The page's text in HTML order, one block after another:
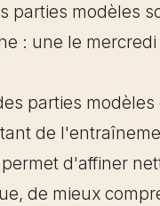
parties modèles
: une le
parties modèles
de
d'affiner
de mieux